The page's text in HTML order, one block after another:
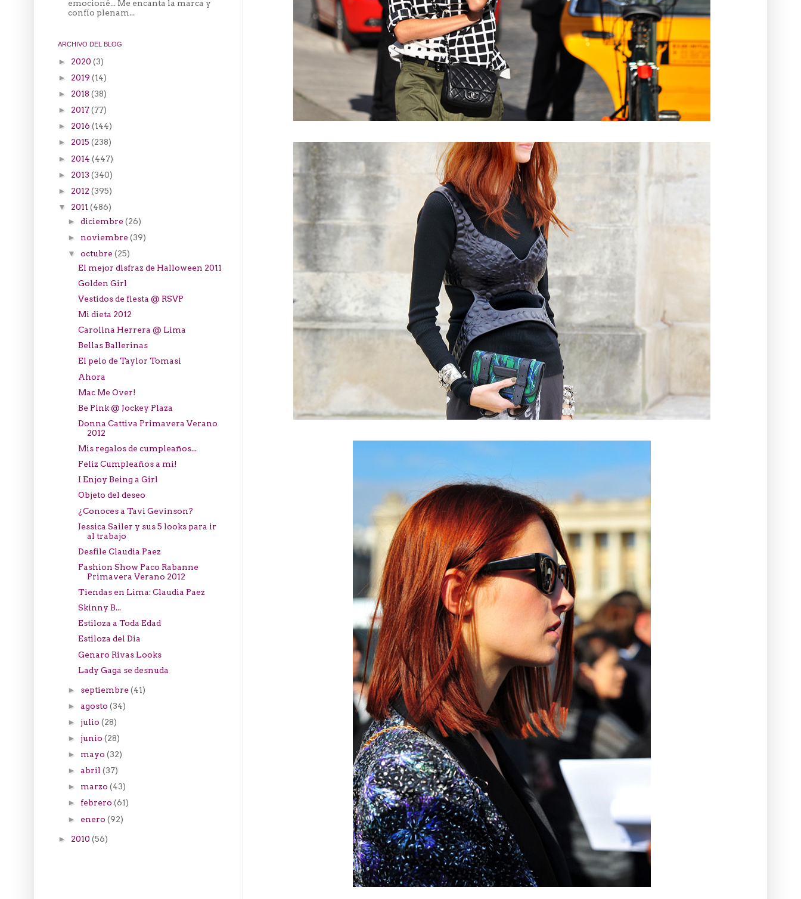
emocioné... Me encanta la marca y
confío plenam...
ARCHIVO DEL BLOG
► 2020 (3)
► 2019 (14)
► 2018 (38)
► 2017(77)
► 2016 (144)
► 2015 (238)
► 2014 (447)
► 2013 (340)
► 2012 (395)
▼ 2011 (486)
►diciembre(26)
► noviembre(39)
▼octubre(25)
El mejor disfraz de Halloween 2011
Golden Girl
Vestidos de fiesta @ RSVP
Mi dieta 2012
Carolina Herrera @ Lima
Bellas Ballerinas
El pelo de Taylor Tomasi
Ahora
Mac Me Over!
Be Pink @ Jockey Plaza
Donna Cattiva Primavera Verano
2012
Mis regalos de cumpleaños...
Feliz Cumpleaños a mi!
I Enjoy Being a Girl
Objeto del deseo
¿Conoces a Tavi Gevinson?
Jessica Sailer y sus 5 looks para ir
al trabajo
Desfile Claudia Paez
Fashion Show Paco Rabanne
Primavera Verano 2012
Tiendas en Lima: Claudia Paez
Skinny B...
Estiloza a Toda Edad
Estiloza del Dia
Genaro Rivas Looks
Lady Gaga se desnuda
► septiembre(41)
►agosto(34)
►julio(28)
►junio(28)
► mayo(32)
►abril(37)
► marzo(43)
►febrero(61)
► enero(92)
► 2010 (56)